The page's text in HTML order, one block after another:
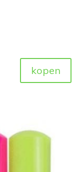
kopen